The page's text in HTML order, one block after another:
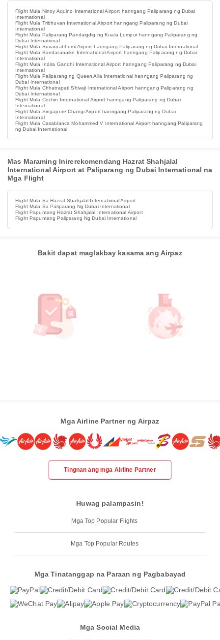
Flight Mula Ninoy Aquino International Airport hanngang Paliparang ng Dubai
International
Flight Mula Tribhuvan International Airport hanngang Paliparang ng Dubai
International
Flight Mula Paliparang Pandaigdig ng Kuala Lumpur hanngang Paliparang ng
Dubai International
Flight Mula Suvarnabhumi Airport hanngang Paliparang ng Dubai International
Flight Mula Bandaranaike International Airport hanngang Paliparang ng Dubai
International
Flight Mula Indira Gandhi International Airport hanngang Paliparang ng Dubai
International
Flight Mula Paliparang ng Queen Alia International hanngang Paliparang ng
Dubai International
Flight Mula Chhatrapati Shivaji International Airport hanngang Paliparang ng
Dubai International
Flight Mula Cochin International Airport hanngang Paliparang ng Dubai
International
Flight Mula Singapore Changi Airport hanngang Paliparang ng Dubai
International
Flight Mula Casablanca Mohammed V International Airport hanngang Paliparang
ng Dubai International
Mas Maraming Inirerekomendang Hazrat Shahjalal
International Airport at Paliparang ng Dubai International na
Mga Flight
Flight Mula Sa Hazrat Shahjalal International Airport
Flight Mula Sa Paliparang Ng Dubai International
Flight Papuntang Hazrat Shahjalal International Airport
Flight Papuntang Paliparang Ng Dubai International
Bakit dapat maglakbay kasama ang Airpaz
Mga Airline Partner ng Airpaz
Tingnan ang mga Airline Partner
Huwag palampasin!
Mga Top Popular Flights
Mga Top Popular Routes
Mga Tinatanggap na Paraan ng Pagbabayad
Mga Social Media